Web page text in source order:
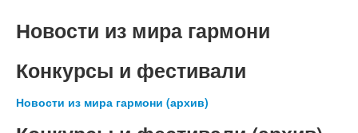
Новости из мира гармони
Конкурсы и фестивали
Новости из мира гармони (архив)